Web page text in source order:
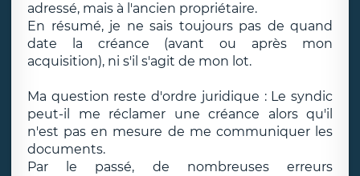
adressé, mais à l'ancien propriétaire.
En résumé, je ne sais toujours pas de quand
date la créance (avant ou après mon
acquisition), ni s'il s'agit de mon lot.
Ma question reste d'ordre juridique : Le syndic
peut-il me réclamer une créance alors qu'il
n'est pas en mesure de me communiquer les
documents.
Par le passé, de nombreuses erreurs